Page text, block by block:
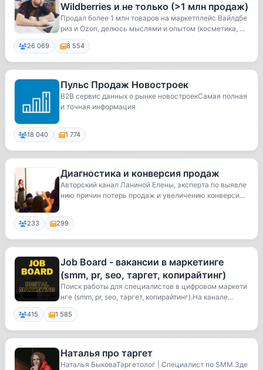
Wildberries и не только (>1 млн продаж)
Продал более 1 млн товаров на маркетплейс Вайлдбе
риз и Ozon, делюсь мыслями и опытом (косметика, ...
26 069 8 554
Пульс Продаж Новостроек
B2B сервис данных о рынке новостроекСамая полная
и точная информация
18 040 1 774
Диагностика и конверсия продаж
Авторский канал Ланиной Елены, эксперта по выявле
нию причин потерь продаж и увеличению конверси
233 299
Job Board - вакансии в маркетинге
(smm, pr, seo, таргет, копирайтинг)
Поиск работы для специалистов в цифровом маркети
нге (smm, pr, seo, таргет, копирайтинг).На канале...
415 1 585
Наталья про таргет
Наталья БыковаТаргетолог | Специалист по SMM.Зде